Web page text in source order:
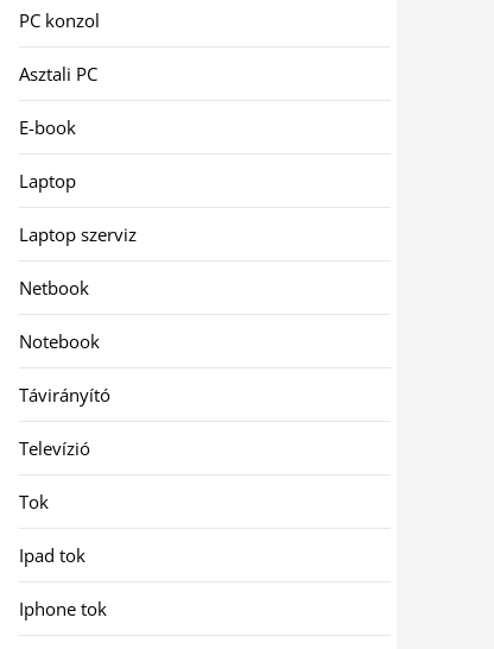
PC konzol
Asztali PC
E-book
Laptop
Laptop szerviz
Netbook
Notebook
Távirányító
Televízió
Tok
Ipad tok
Iphone tok